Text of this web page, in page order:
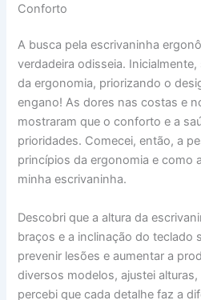
Conforto
A busca pela escrivaninha
verdadeira odisseia.
da ergonomia, priorizando o
engano! As dores nas costas e
mostraram que o conforto e a
prioridades. Comecei, então, a
princípios da ergonomia e como
minha escrivaninha.
Descobri que a altura da
braços e a inclinação do teclado
prevenir lesões e aumentar a
diversos modelos, ajustei
percebi que cada detalhe faz a